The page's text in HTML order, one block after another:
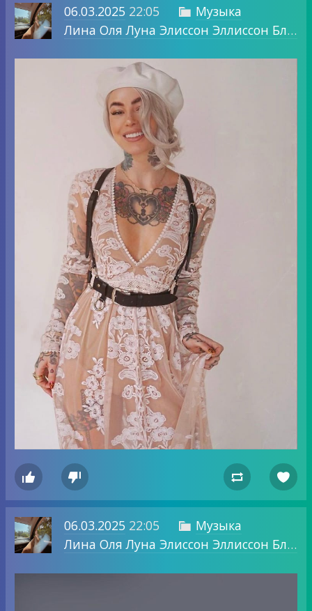
06.03.2025 22:05  Музыка
Лина Оля Луна Элиссон Эллиссон Блог о том, о чем хочу.
   
06.03.2025 22:05  Музыка
Лина Оля Луна Элиссон Эллиссон Блог о том, о чем хочу.